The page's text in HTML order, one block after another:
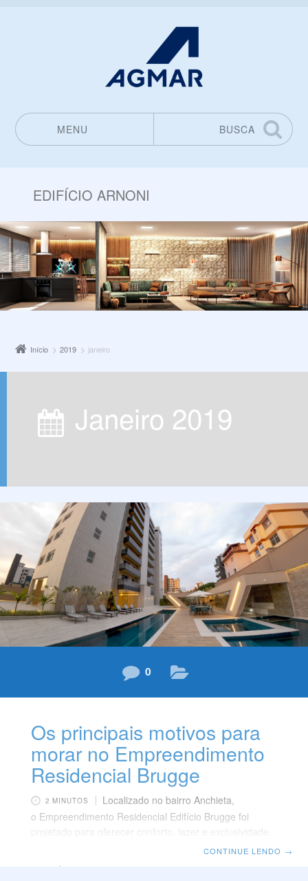
MENU
BUSCA
EDIFÍCIO ARNONI
Início 2019 janeiro
janeiro 2019
0
Os principais motivos para
morar no Empreendimento
Residencial Brugge
2 MINUTOS
Localizado no bairro Anchieta,
o Empreendimento Residencial Edifício Brugge foi
projetado para oferecer conforto, lazer e exclusividade,
com apartamentos amplos e modernos. Clique aqui e
CONTINUE LENDO →